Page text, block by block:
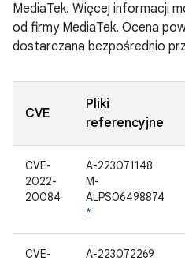
MediaTek. Więcej informacji
od firmy MediaTek. Ocena
dostarczana bezpośrednio
CVE
Pliki
referencyjne
CVE-
2022-
20084
A-223071148
M-
ALPS06498874
*
CVE-
A-223072269